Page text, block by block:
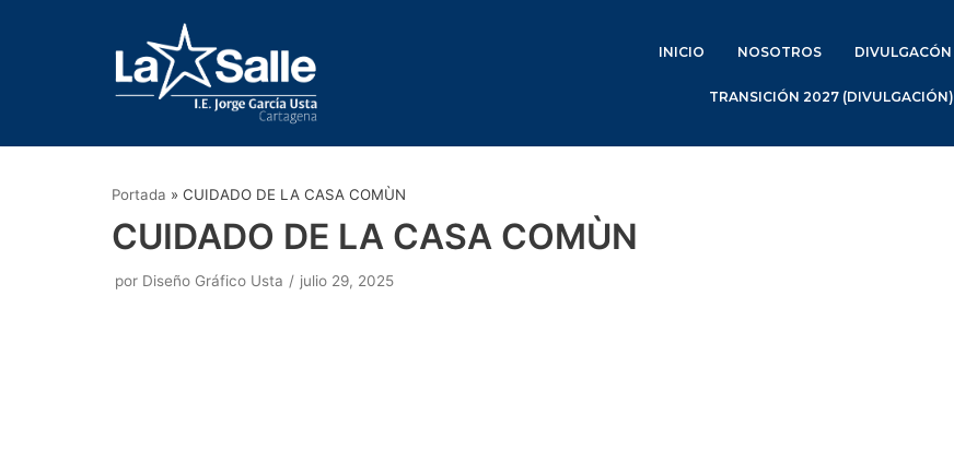
INICIO NOSOTROS DIVULGACÓN
TRANSICIÓN 2027 (DIVULGACIÓN)
Portada » CUIDADO DE LA CASA COMÙN
CUIDADO DE LA CASA COMÙN
por Diseño Gráfico Usta julio 29, 2025